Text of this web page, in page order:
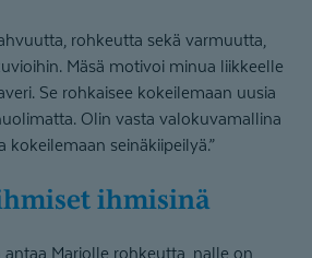
rohkeutta sekä varmuutta,
Mäsä motivoi minua liikkeelle
Se rohkaisee kokeilemaan uusia
Olin vasta valokuvamallina
kokeilemaan seinäkiipeilyä.”
ihmiset ihmisinä
antaa Marjolle rohkeutta, nalle on